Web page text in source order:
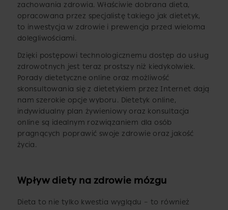
zachowania zdrowia. Właściwie dobrana dieta,
opracowana przez specjalistę takiego jak dietetyk,
to inwestycja w zdrowie i prewencja przed wieloma
dolegliwościami.
Dzięki postępowi technologicznemu dostęp do usług
zdrowotnych jest teraz prostszy niż kiedykolwiek.
Porady dietetyczne online oraz możliwość
skonsultowania się z dietetykiem przez Internet dają
nam szerokie opcje wyboru. Dietetyk online,
indywidualny plan żywieniowy oraz konsultacja
online są idealnym rozwiązaniem dla osób
pragnących poprawić swoje zdrowie oraz jakość
życia.
Wpływ diety na zdrowie mózgu
Dieta to nie tylko kwestia wyglądu – to również